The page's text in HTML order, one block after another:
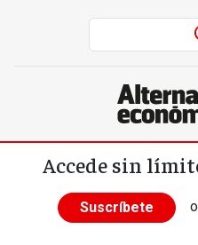
Pasar al contenido principal
Accede sin
Suscríbete o